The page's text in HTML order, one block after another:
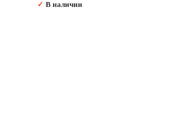
✓ В наличии